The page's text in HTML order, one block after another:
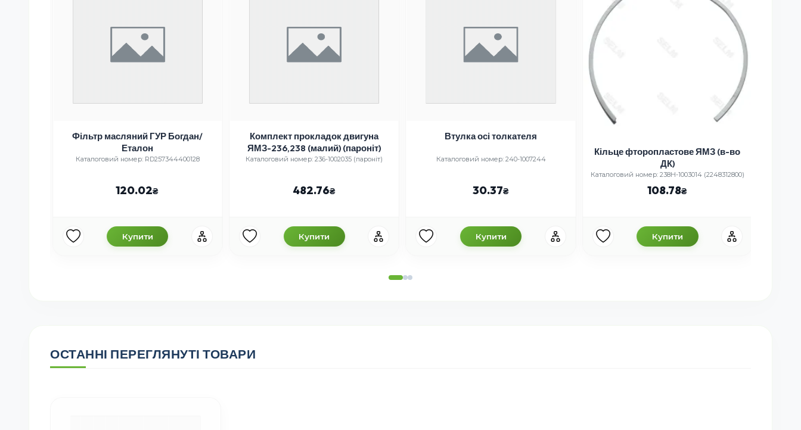
Фільтр масляний ГУР Богдан/
Еталон
Каталоговий номер: RD257344400128
120.02
Купити
Комплект прокладок двигуна
ЯМЗ-236,238 (малий) (пароніт)
Каталоговий номер: 236-1002035 (пароніт)
482.76
Купити
Втулка осі толкателя
Каталоговий номер: 240-1007244
30.37
Купити
Кільце фторопластове ЯМЗ (в-во
ДК)
Каталоговий номер: 238Н-1003014 (2248312800)
108.78
Купити
ОСТАННІ ПЕРЕГЛЯНУТІ ТОВАРИ